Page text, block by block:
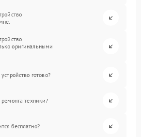
оригинальными
готово?
ремонта техники?
бесплатно?